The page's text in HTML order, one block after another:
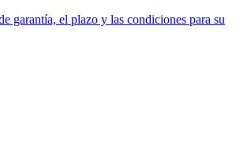
garantía, el plazo y las condiciones para su